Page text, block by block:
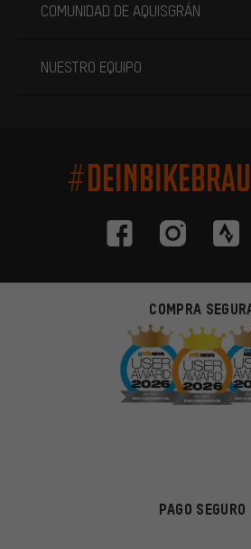
COMUNIDAD DE AQUISGRÁN
NUESTRO EQUIPO
COMPRA
PAGO SEGURO